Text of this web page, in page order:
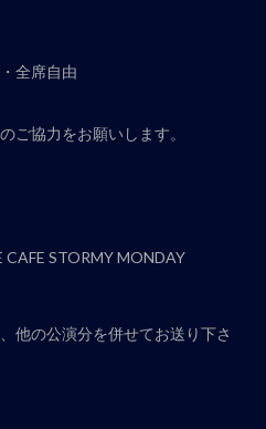
全席自由
ご協力をお願いします。
STORMY MONDAY
他の公演分を併せてお送り下さ